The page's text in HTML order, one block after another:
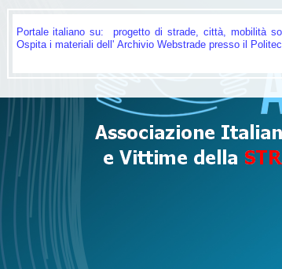
Portale italiano su: progetto di strade, città, mobilità
Ospita i materiali dell' Archivio Webstrade presso il